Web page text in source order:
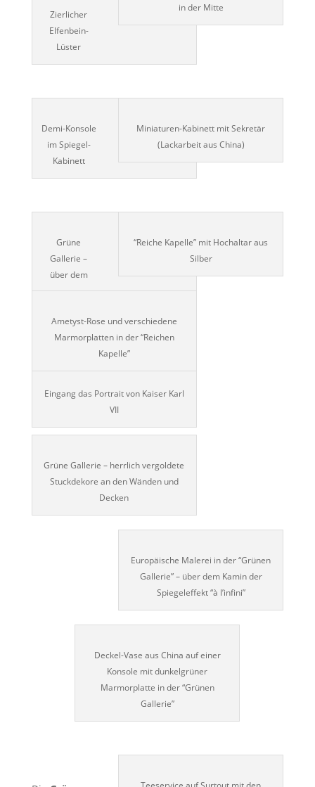
in der Mitte
Zierlicher
Elfenbein-
Lüster
Miniaturen-Kabinett mit Sekretär
(Lackarbeit aus China)
Demi-Konsole
im Spiegel-
Kabinett
“Reiche Kapelle” mit Hochaltar aus
Silber
Ametyst-Rose und verschiedene
Marmorplatten in der “Reichen
Kapelle”
Grüne
Gallerie –
über dem
Eingang das Portrait von Kaiser Karl
VII
Grüne Gallerie – herrlich vergoldete
Stuckdekore an den Wänden und
Decken
Europäische Malerei in der “Grünen
Gallerie” – über dem Kamin der
Spiegeleffekt “à l’infini”
Deckel-Vase aus China auf einer
Konsole mit dunkelgrüner
Marmorplatte in der “Grünen
Gallerie”